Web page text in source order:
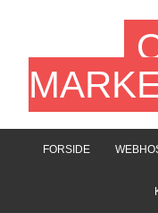
FORSIDE